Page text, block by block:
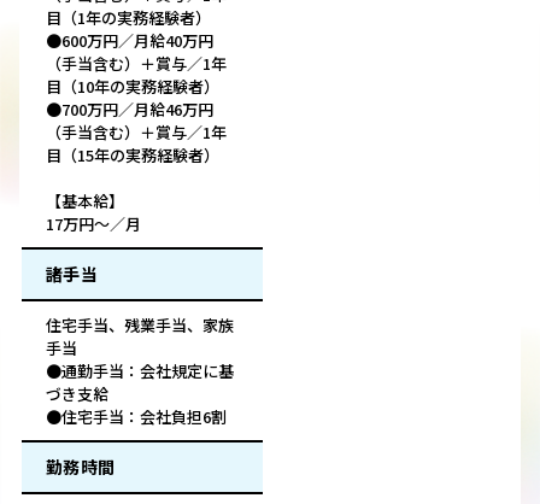
目（1年の実務経験者）
●600万円／月給40万円
（手当含む）＋賞与／1年
目（10年の実務経験者）
●700万円／月給46万円
（手当含む）＋賞与／1年
目（15年の実務経験者）
【基本給】
17万円～／月
諸手当
住宅手当、残業手当、家族
手当
●通勤手当：会社規定に基
づき支給
●住宅手当：会社負担6割
勤務時間